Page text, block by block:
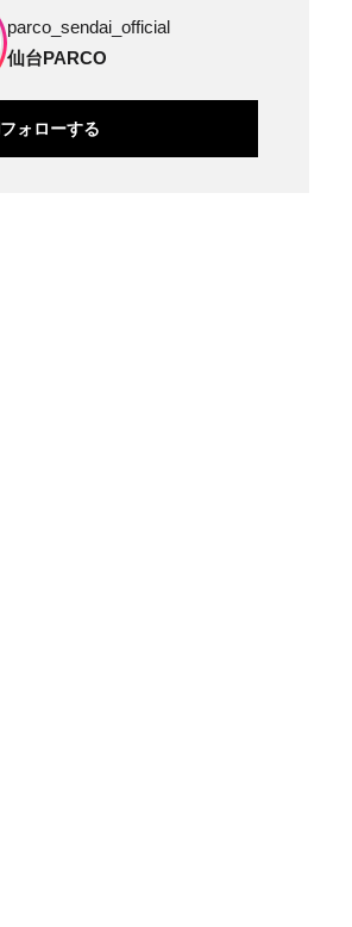
parco_sendai_official
仙台PARCO
フォローする